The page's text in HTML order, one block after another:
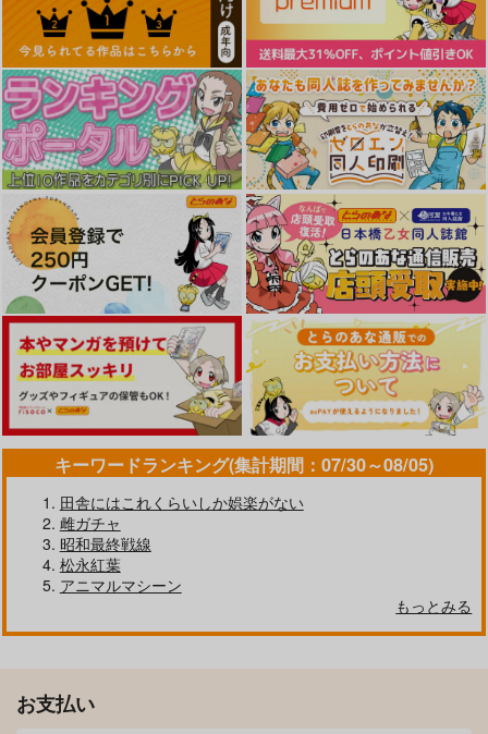
キーワードランキング(集計期間：07/30～08/05)
田舎にはこれくらいしか娯楽がない
雌ガチャ
昭和最終戦線
松永紅葉
アニマルマシーン
もっとみる
お支払い